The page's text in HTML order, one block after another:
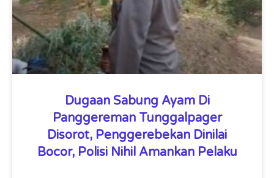
Dugaan Sabung Ayam Di
Panggereman Tunggalpager
Disorot, Penggerebekan Dinilai
Bocor, Polisi Nihil Amankan Pelaku